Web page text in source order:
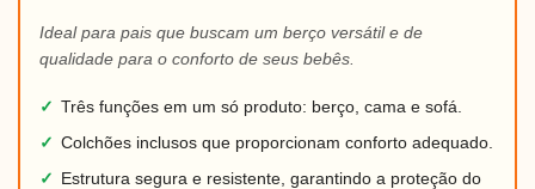
Ideal para pais que buscam um berço versátil e de
qualidade para o conforto de seus bebês.
✓ Três funções em um só produto: berço, cama e sofá.
✓ Colchões inclusos que proporcionam conforto adequado.
✓
Estrutura segura e resistente, garantindo a proteção do